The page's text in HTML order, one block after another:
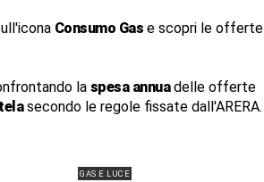
Consumo Gas e scopri le offerte
la spesa annuadelle offerte
secondo le regole fissate dall'ARERA.
GAS E LUCE